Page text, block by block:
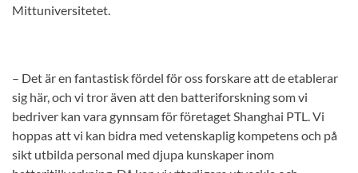
Mittuniversitetet.
– Det är en fantastisk fördel för oss forskare att de etablerar
sig här, och vi tror även att den batteriforskning som vi
bedriver kan vara gynnsam för företaget Shanghai PTL. Vi
hoppas att vi kan bidra med vetenskaplig kompetens och på
sikt utbilda personal med djupa kunskaper inom